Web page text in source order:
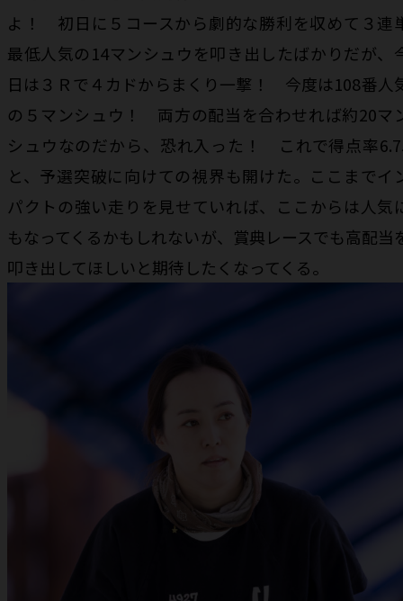
よ！ 初日に５コースから劇的な勝利を収めて３連
最低人気の14マンシュウを叩き出したばかりだが、
日は３Ｒで４カドからまくり一撃！ 今度は108番人
の５マンシュウ！ 両方の配当を合わせれば約20マ
シュウなのだから、恐れ入った！ これで得点率
と、予選突破に向けての視界も開けた。ここまでイ
パクトの強い走りを見せていれば、ここからは人気
もなってくるかもしれないが、賞典レースでも高配当
叩き出してほしいと期待したくなってくる。